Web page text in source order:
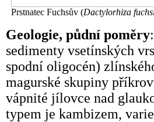
Prstnatec Fuchsův (Dactylorhiza
Geologie, půdní poměry
sedimenty vsetínských
spodní oligocén)
magurské skupiny
vápnité jílovce nad
typem je kambizem,